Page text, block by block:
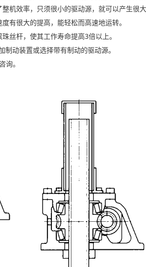
机效率，只须很小的驱动源，就可以产生很大
有很大的提高，能轻松而高速地运转。
丝杆，使其工作寿命提高3倍以上。
动装置或选择带有制动的驱动源。
。